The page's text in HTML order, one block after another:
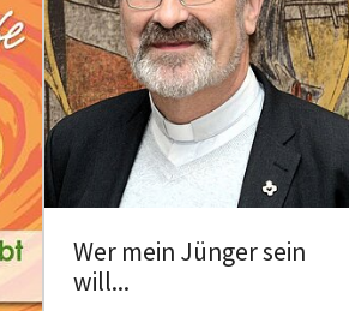
Wer mein Jünger sein
will...